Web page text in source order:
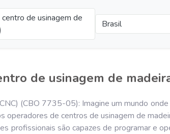
de usinagem de
Brasil
de usinagem de
(CBO 7735-05): Imagine um mundo
operadores de centros de usinagem de
profissionais são capazes de programar e